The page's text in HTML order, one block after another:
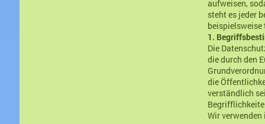
aufweisen,
steht es jeder
1.
Die
die durch den
die
verständlich
Wir